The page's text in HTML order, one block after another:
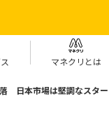
マネクリとは
日本市場は堅調なスター